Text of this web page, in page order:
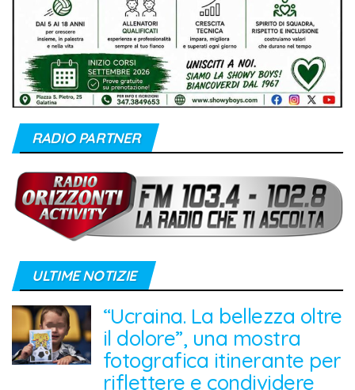
RADIO PARTNER
ULTIME NOTIZIE
“Ucraina. La bellezza oltre
il dolore”, una mostra
fotografica itinerante per
riflettere e condividere